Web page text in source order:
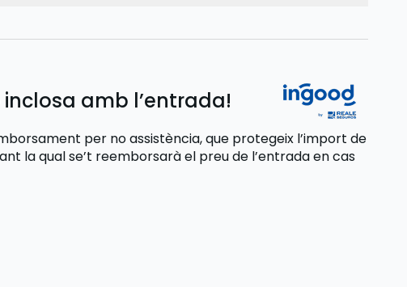
amb l’entrada!
per no assistència, que protegeix l’import de
la qual se’t reemborsarà el preu de l’entradaen cas